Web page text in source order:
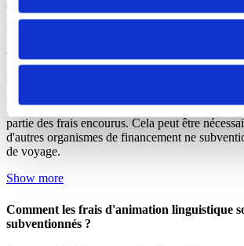
contributions des participants et d'autres fonds
pas prendre en charge l’intégralité du
Peut-on bénéficier d'une subvention en partie
Il est possible de demander une subvention
partie des frais encourus. Cela peut être
d'autres organismes de financement ne
de voyage.
Show more
Comment les frais d'animation linguistique
subventionnés ?